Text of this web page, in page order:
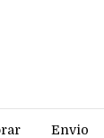
Envio